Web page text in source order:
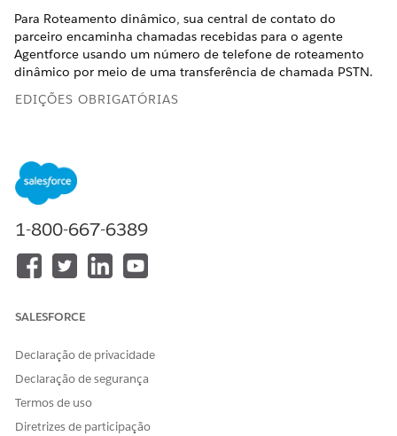
Para Roteamento dinâmico, sua central de contato do
parceiro encaminha chamadas recebidas para o agente
Agentforce usando um número de telefone de roteamento
dinâmico por meio de uma transferência de chamada PSTN.
EDIÇÕES OBRIGATÓRIAS
Disponível em: Edições
com as edições Foundations ou Agentforce 1 e
do Salesforce Voice
NOTAO roteamento dinâmico está disponível apenas para
roteamento dinâmico para clientes do Salesforce Voice
1-800-667-6389
SALESFORCE
Declaração de privacidade
Declaração de segurança
Termos de uso
Diretrizes de participação